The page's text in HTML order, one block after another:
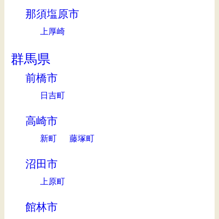
那須塩原市
上厚崎
群馬県
前橋市
日吉町
高崎市
新町 藤塚町
沼田市
上原町
館林市